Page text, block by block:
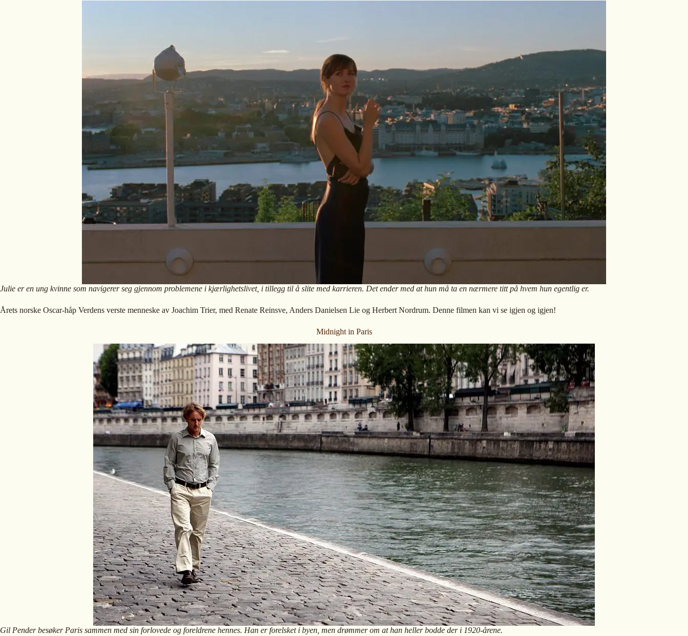
Julie er en ung kvinne som navigerer seg gjennom problemene i kjærlighetslivet, i tillegg til å slite med karrieren. Det ender med at hun må ta en nærmere titt på hvem hun egentlig er.
Årets norske Oscar-håp Verdens verste menneske av Joachim Trier, med Renate Reinsve, Anders Danielsen Lie og Herbert Nordrum. Denne filmen kan vi se igjen og igjen!
Midnight in Paris
Gil Pender besøker Paris sammen med sin forlovede og foreldrene hennes. Han er forelsket i byen, men drømmer om at han heller bodde der i 1920-årene.